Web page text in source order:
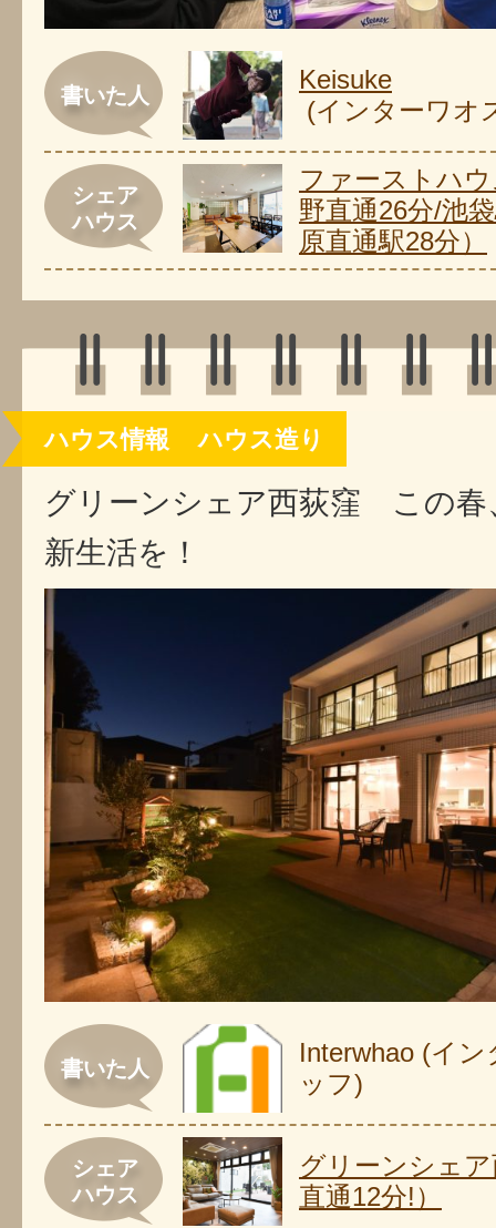
書いた人
Keisuke
(インターワオ
シェア
ハウス
ファーストハ
野直通26分/池
原直通駅28分）
ハウス情報 ハウス造り
グリーンシェア西荻窪 この春
新生活を！
書いた人
Interwhao (イ
ッフ)
シェア
ハウス
グリーンシェ
直通12分!）